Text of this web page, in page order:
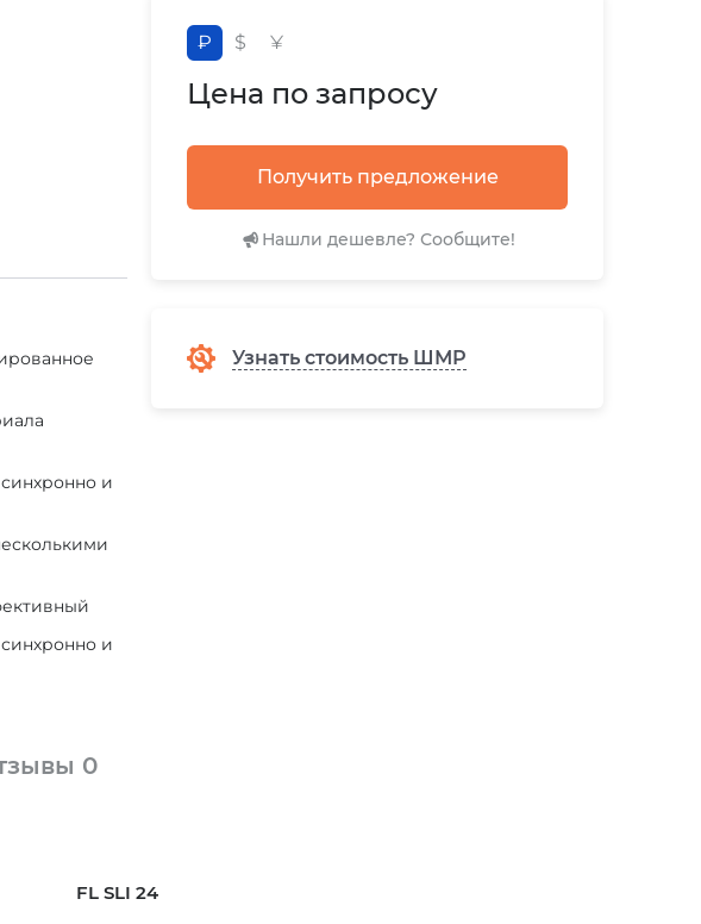
₽ $ ¥
Цена по запросу
Получить предложение
Нашли дешевле? Сообщите!
Узнать стоимость ШМР
и
и
0
FL SLI 24